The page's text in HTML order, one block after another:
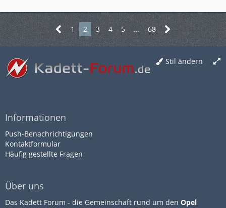
1 2 3 4 5 … 68
Stil ändern
Informationen
Push-Benachrichtigungen
Kontaktformular
Häufig gestellte Fragen
Über uns
Das Kadett Forum - die Gemeinschaft rund um den Opel